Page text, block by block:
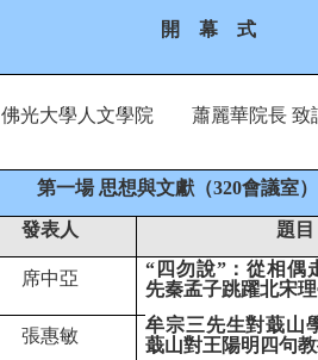
開 幕 式
佛光大學人文學院 蕭麗華院長 致
第一場 思想與文獻（320會議室）
發表人 題目
席中亞
“四勿說”：從相偶
先秦孟子跳躍北宋
張惠敏
牟宗三先生對蕺山
蕺山對王陽明四句